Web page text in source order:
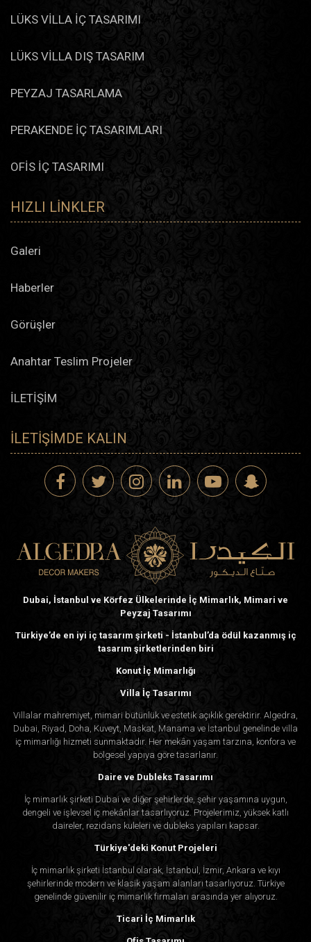
LÜKS VİLLA İÇ TASARIMI
LÜKS VİLLA DIŞ TASARIM
PEYZAJ TASARLAMA
PERAKENDE İÇ TASARIMLARI
OFİS İÇ TASARIMI
HIZLI LINKLER
Galeri
Haberler
Görüşler
Anahtar Teslim Projeler
İLETİŞİM
İLETIŞIMDE KALIN
Dubai, İstanbul ve Körfez Ülkelerinde İç Mimarlık, Mimari ve
Peyzaj Tasarımı
Türkiye’de en iyi iç tasarım şirketi - İstanbul’da ödül kazanmış iç
tasarım şirketlerinden biri
Konut İç Mimarlığı
Villa İç Tasarımı
Villalar mahremiyet, mimari bütünlük ve estetik açıklık gerektirir. Algedra,
Dubai, Riyad, Doha, Kuveyt, Maskat, Manama ve İstanbul genelinde villa
iç mimarlığı hizmeti sunmaktadır. Her mekân yaşam tarzına, konfora ve
bölgesel yapıya göre tasarlanır.
Daire ve Dubleks Tasarımı
İç mimarlık şirketi Dubai ve diğer şehirlerde, şehir yaşamına uygun,
dengeli ve işlevsel iç mekânlar tasarlıyoruz. Projelerimiz, yüksek katlı
daireler, rezidans kuleleri ve dubleks yapıları kapsar.
Türkiye'deki Konut Projeleri
İç mimarlık şirketi İstanbul olarak, İstanbul, İzmir, Ankara ve kıyı
şehirlerinde modern ve klasik yaşam alanları tasarlıyoruz. Türkiye
genelinde güvenilir iç mimarlık firmaları arasında yer alıyoruz.
Ticari İç Mimarlık